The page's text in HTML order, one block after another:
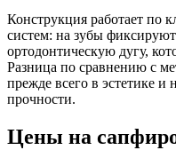
Конструкция работает по
систем: на зубы
ортодонтическую дугу,
Разница по сравнению с
прежде всего в эстетике и
прочности.
Цены на